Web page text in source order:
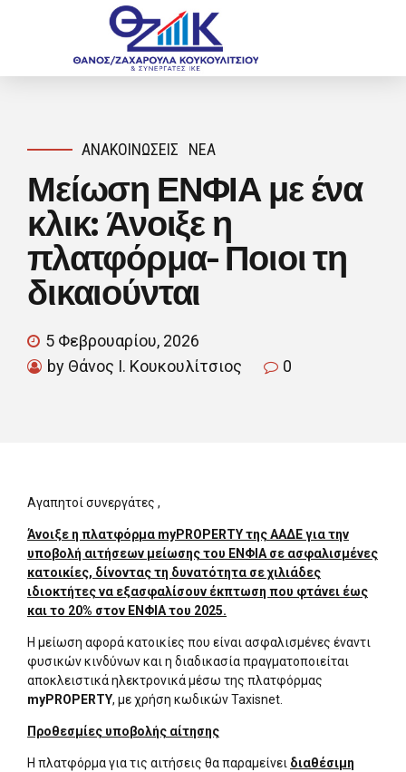
ΑΝΑΚΟΙΝΏΣΕΙΣ ΝΈΑ
Μείωση ΕΝΦΙΑ με ένα
κλικ: Άνοιξε η
πλατφόρμα- Ποιοι τη
δικαιούνται
5 Φεβρουαρίου, 2026
by Θάνος Ι. Κουκουλίτσιος
0
Αγαπητοί συνεργάτες ,
Άνοιξε η πλατφόρμα myPROPERTYτης ΑΑΔΕ για την
υποβολή αιτήσεων μείωσης του ΕΝΦΙΑ σε ασφαλισμένες
κατοικίες, δίνοντας τη δυνατότητα σε χιλιάδες
ιδιοκτήτες να εξασφαλίσουν έκπτωση που φτάνει έως
και το 20% στον ΕΝΦΙΑ του 2025.
Η μείωση αφορά κατοικίες που είναι ασφαλισμένες έναντι
φυσικών κινδύνων και η διαδικασία πραγματοποιείται
αποκλειστικά ηλεκτρονικά μέσω της πλατφόρμας
myPROPERTY, με χρήση κωδικών Taxisnet.
Προθεσμίες υποβολής αίτησης
Η πλατφόρμα για τις αιτήσεις θα παραμείνει διαθέσιμη